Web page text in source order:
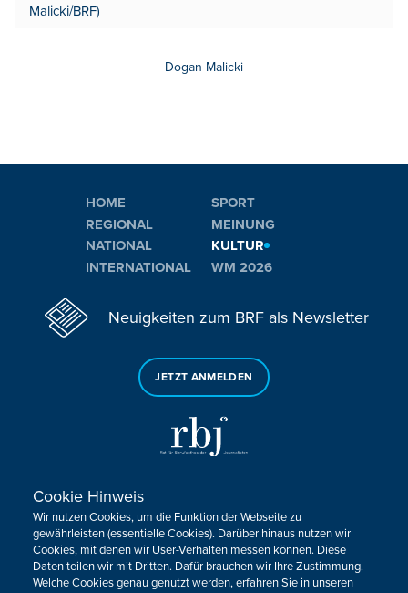
Malicki/BRF)
Dogan Malicki
HOME
REGIONAL
NATIONAL
INTERNATIONAL
SPORT
MEINUNG
KULTUR
WM 2026
Neuigkeiten zum BRF als Newsletter
JETZT ANMELDEN
Sie haben noch Fragen oder Anmerkungen?
KONTAKTIEREN SIE UNS!
Impressum Datenschutz Kontakt
Barrierefreiheit
Cookie Hinweis
Wir nutzen Cookies, um die Funktion der Webseite zu
gewährleisten (essentielle Cookies). Darüber hinaus nutzen wir
Cookies, mit denen wir User-Verhalten messen können. Diese
Daten teilen wir mit Dritten. Dafür brauchen wir Ihre Zustimmung.
Welche Cookies genau genutzt werden, erfahren Sie in unseren